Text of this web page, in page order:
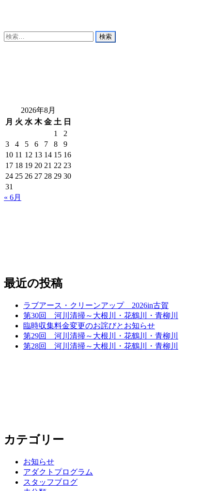
検
2026年8月
月 火 水 木 金 土 日
1
2
3
4 5 6 7 8
9
10 11 12 13 14 15 16
17 18 19 20 21 22 23
24 25 26 27 28 29 30
31
« 6月
最近の投稿
ラブアース・クリーンアップ 2026in古賀
第30回 河川清掃～大根川・花鶴川・青柳川
臨時収集料金変更のお詫びとお知らせ
第29回 河川清掃～大根川・花鶴川・青柳川
第28回 河川清掃～大根川・花鶴川・青柳川
カテゴリー
お知らせ
アダクトプログラム
スタッフブログ